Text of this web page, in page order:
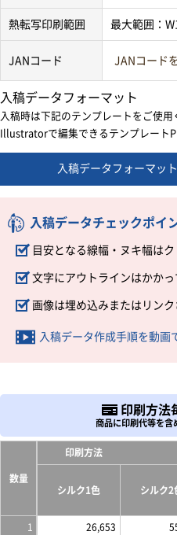
熱転写印刷範囲 最大範囲：
JANコード JANコード
入稿データフォーマット
入稿時は下記のテンプレートをご使用
Illustratorで編集できるテンプレート
入稿データフォーマッ
入稿データチェックポイ
目安となる線幅・ヌキ幅は
文字にアウトラインはかか
画像は埋め込みまたはリン
入稿データ作成手順を動画
印刷方法
商品に印刷代等を含
数量
印刷方法
シルク1色 シルク2
1 26,653